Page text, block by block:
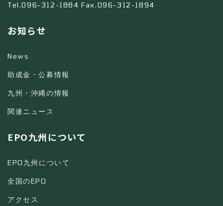
Tel.096-312-1884 Fax.096-312-1894
お知らせ
News
助成金・公募情報
九州・沖縄の情報
関連ニュース
EPO九州について
EPO九州について
全国のEPO
アクセス